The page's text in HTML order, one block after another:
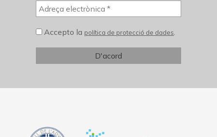
Accepto la política de protecció de dades